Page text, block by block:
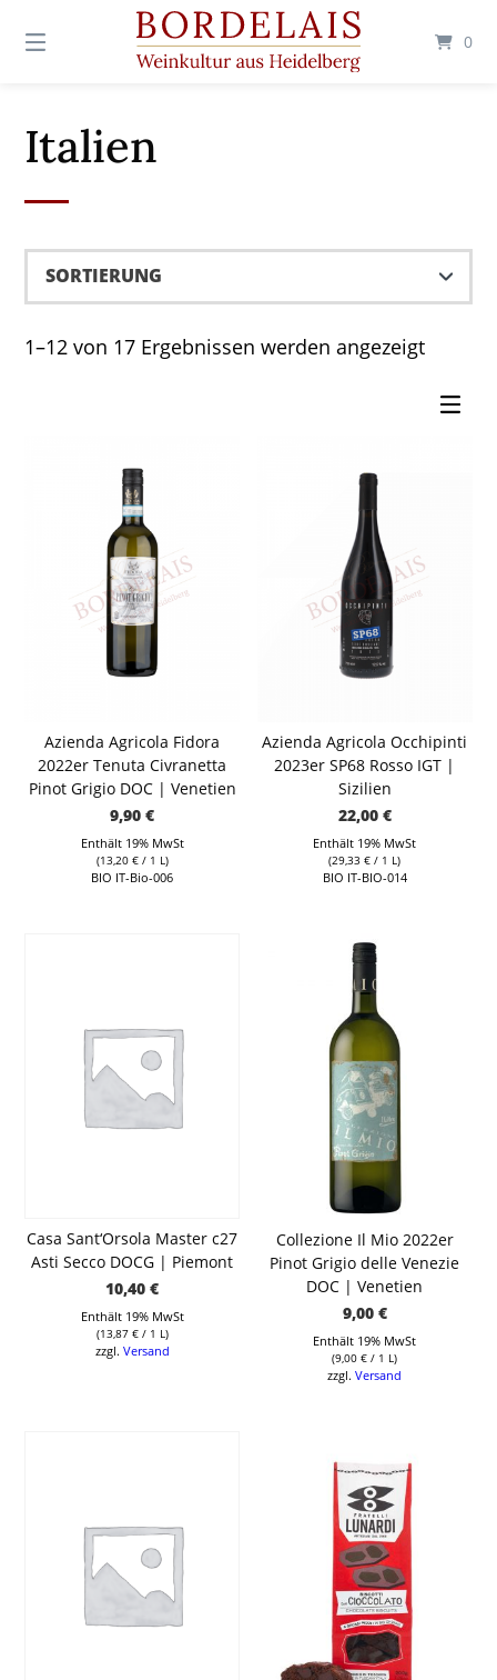
zum
0
Italien
1–12 von 17 Ergebnissen werden angezeigt
Azienda Agricola Fidora
2022er Tenuta Civranetta
Pinot Grigio DOC | Venetien
9,90€
Enthält 19% MwSt
(13,20 €/ 1 L)
BIO IT-Bio-006
Azienda Agricola Occhipinti
2023er SP68 Rosso IGT |
Sizilien
22,00 €
Enthält 19% MwSt
(29,33€ / 1 L)
BIO IT-BIO-014
Casa Sant‘Orsola Master c27
Asti Secco DOCG | Piemont
10,40€
Enthält 19% MwSt
(13,87 €/ 1 L)
zzgl. Versand
Collezione Il Mio 2022er
Pinot Grigio delle Venezie
DOC | Venetien
9,00 €
Enthält 19% MwSt
(9,00€ / 1 L)
zzgl.Versand